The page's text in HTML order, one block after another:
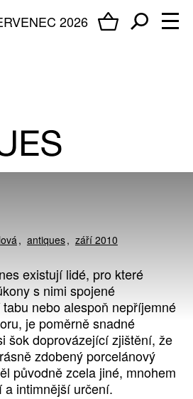
2026
antiques září 2010
existují lidé, pro které
s nimi spojené
nebo alespoň nepříjemné
je poměrně snadné
šok doprovázející zjištění, že
zdobený porcelánový
původně zcela jiné, mnohem
a intimnější určení.